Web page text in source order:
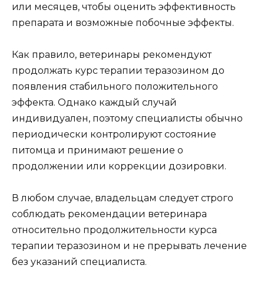
или месяцев, чтобы оценить эффективность
препарата и возможные побочные эффекты.
Как правило, ветеринары рекомендуют
продолжать курс терапии теразозином до
появления стабильного положительного
эффекта. Однако каждый случай
индивидуален, поэтому специалисты обычно
периодически контролируют состояние
питомца и принимают решение о
продолжении или коррекции дозировки.
В любом случае, владельцам следует строго
соблюдать рекомендации ветеринара
относительно продолжительности курса
терапии теразозином и не прерывать лечение
без указаний специалиста.